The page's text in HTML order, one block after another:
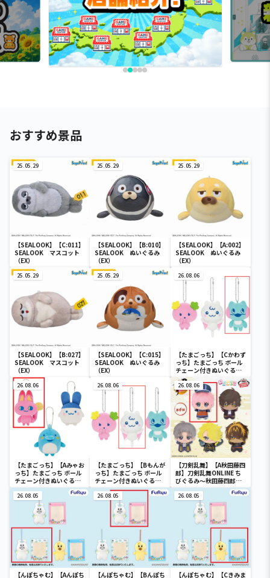
おすすめ景品
25.05.29
【SEALOOK】【C:011】
SEALOOK マスコット
（EX）
25.05.29
【SEALOOK】【B:010】
SEALOOK ぬいぐるみ
（EX）
25.05.29
【SEALOOK】【A:002】
SEALOOK ぬいぐるみ
（EX）
25.05.29
【SEALOOK】【B:027】
SEALOOK マスコット
（EX）
25.05.29
【SEALOOK】【C:015】
SEALOOK ぬいぐるみ
（EX）
26.08.06
【たまごっち】【Cかわず
っち】たまごっち ボール
チェーン付きぬいぐるみ
～Tamagotchi
Paradise～vol.3
26.08.06
【たまごっち】【Aみゃお
っち】たまごっち ボール
チェーン付きぬいぐるみ
～Tamagotchi
Paradise～vol.2-R
26.08.06
【たまごっち】【Bもんが
っち】たまごっち ボール
チェーン付きぬいぐるみ
～Tamagotchi
Paradise～vol.3
26.08.06
【刀剣乱舞】【A秋田藤四
郎】刀剣乱舞ONLINE ち
びぐるみ～秋田藤四郎・
大倶利伽羅・へし切長谷
部・獅子王・火車切～
26.08.05
【んぽちゃむ】【Aんぽち
26.08.05
【んぽちゃむ】【Bんぽち
26.08.05
【んぽちゃむ】【Cきみま